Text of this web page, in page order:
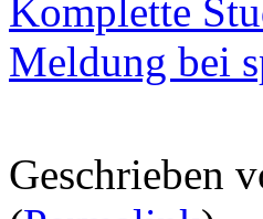
Komplette
Meldung bei
Geschrieben